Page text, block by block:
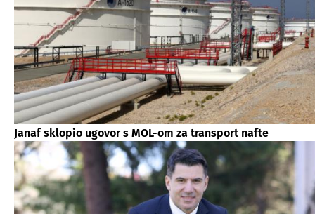
Janaf sklopio ugovor s MOL-om za transport nafte